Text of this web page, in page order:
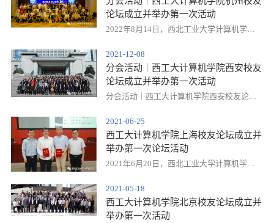
系，回顾校园生活，共同分享人生经历，为
校友提供一个回忆青春、结识新朋友的平
台。4月21日下午，毕业二十年后的同学们相
滴。当晚，大家一起品尝烧烤美食，畅饮佳
酿，举杯共庆校友的重逢。在轻松愉快的氛
围中，大家畅谈着各自的人生轨迹和未来规
划。4月22日上午，....
论坛成立并举办第一次活动
2022年8月14日，西北工业大学计算机学院
召开。该论坛是由西北工业大学计算机学院
发起，经西北工业大学校友会办公室批准，
初衷是为了广泛联络和凝聚校友，加强校友
和母校之间的联系，促进校友之间的信息沟
友开展教育、科研、学术、文化等交流活
动，鼓励校友在各自的事业中开拓创新，为
母校的建设与发展、为中华民族伟大复兴贡
献力量。
2021-12-08
分会活动｜西工大计算机学院西安校友
论坛成立并举办第一次活动
分会活动｜西工大计算机学院西安校友论坛
2021-06-25
西工大计算机学院上海校友论坛成立并
举办第一次论坛活动
2021年6月20日，西北工业大学计算机学院
召开
2021-05-18
西工大计算机学院北京校友论坛成立并
举办第一次活动